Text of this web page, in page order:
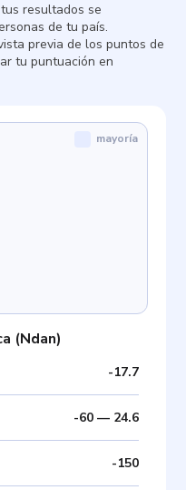
resultados se
de tu país.
previa de los puntos de
tu puntuación en
(Ndan)
-17.7
-60— 24.6
-150
mayoría